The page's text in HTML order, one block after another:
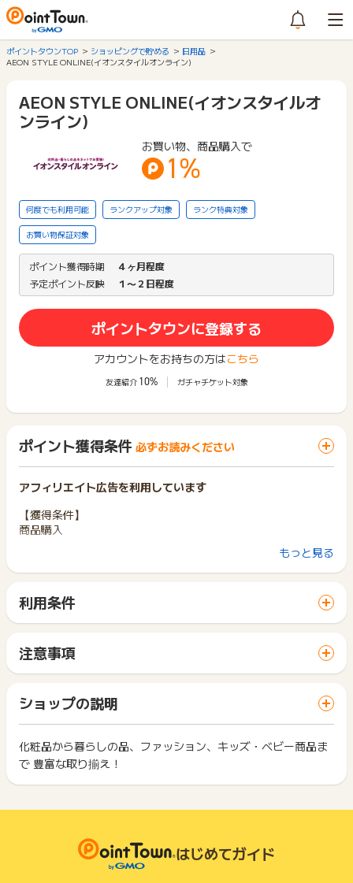
ポイントタウンTOP ショッピングで貯める
日用品
AEON STYLE ONLINE(イオンスタイルオンライン)
AEON STYLE ONLINE(イオンスタイルオ
ンライン)
お買い物、商品購入で
1%
何度でも利用可能 ランクアップ対象 ランク特典対象
お買い物保証対象
ポイント獲得時期
４ヶ月程度
予定ポイント反映
１〜２日程度
ポイントタウンに登録する
アカウントをお持ちの方はこちら
友達紹介 10% ガチャチケット対象
ポイント獲得条件 必ずお読みください
アフィリエイト広告を利用しています
【獲得条件】
商品購入
キャンセル・不備・いたずら・商品受取拒否及び不着、返品の
「おもちゃ・ホビー」カテゴリ内の「フィギュア」・「カー
「ゲーム」カテゴリ内の「ゲーム機本体」内の商品は獲得対象
外です。
ポイントタウンのサポート
までお問い合わせください。ポイントについて、広告主に直接
お問い合わせをした場合、ポイント獲得対象外となる場合がご
もっと見る
利用条件
サイトに移動してからお申し込みやお買い物が完了するまでの
間に、同じブラウザ（※）で他のサイトに移動した場合はポイン
ト獲得ができません。
「 ショッピングでポイントGET 」ボタンを押した時とサービ
ス・お買い物利用時で、デバイス・ブラウザが異なる場合はポ
イント獲得ができません。
2回以上同じお買い物・サービスをご利用される場合は、毎回
ポイントタウンに戻り、「 ショッピングでポイントGET 」ボ
下記の事項に該当する場合、広告主側で対象外とみなし、「獲
・同一端末や同一世帯で、繰り返し利用不可のサービス・お買
い物を複数回ご利用された場合
・他のポイントサイトや比較サイト、検索サイトなどを経由し
注意事項
一部のサービスにつきましては、1商品につき10円単位の金額
は切り捨てとなります。
ポイント獲得が1ポイント未満のものは切り捨てとなり、ポイ
ント履歴には記載されません。
原則として広告主側のポイント等を利用して支払われた金額分
につきましては、ポイントタウンのポイント獲得の対象には含
まれません。
各サービス・お買い物の獲得ポイントや獲得条件、キャンペー
ン期間が予告なしに変更される場合がございますが、ご利用さ
ショップの説明
化粧品から暮らしの品、ファッション、キッズ・ベビー商品ま
で 豊富な取り揃え！
はじめてガイド